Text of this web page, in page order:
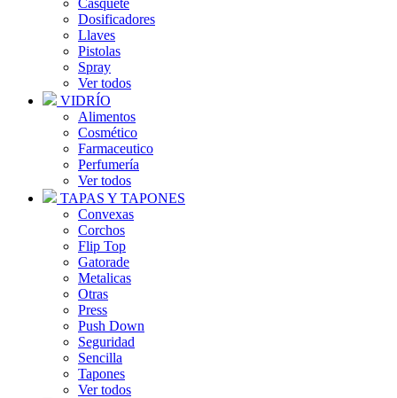
Casquete
Dosificadores
Llaves
Pistolas
Spray
Ver todos
VIDRÍO
Alimentos
Cosmético
Farmaceutico
Perfumería
Ver todos
TAPAS Y TAPONES
Convexas
Corchos
Flip Top
Gatorade
Metalicas
Otras
Press
Push Down
Seguridad
Sencilla
Tapones
Ver todos